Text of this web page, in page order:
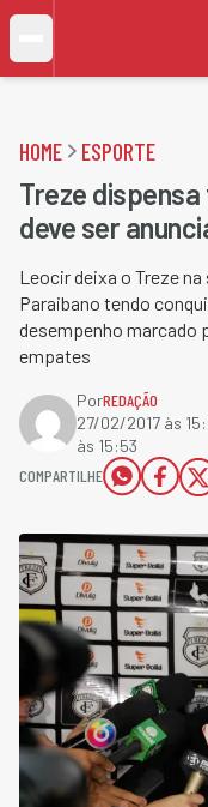
HOME ESPORTE
Treze
deve ser
Leocir deixa o Treze
Paraibano tendo
desempenho marcado
empates
PorREDAÇÃO
27/02/2017 às
às 15:53
COMPARTILHE